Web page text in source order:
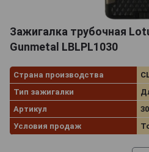
Зажигалка трубочная
Gunmetal LBLPL1030
Страна производства
Тип зажигалки
Артикул
Условия продаж